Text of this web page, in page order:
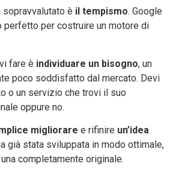
sopravvalutato è il tempismo. Google
perfetto per costruire un motore di
fare è individuare un bisogno, un
poco soddisfatto dal mercato. Devi
o un servizio che trovi il suo
oppure no.
migliorare e rifinire un’idea
già stata sviluppata in modo ottimale,
completamente originale.